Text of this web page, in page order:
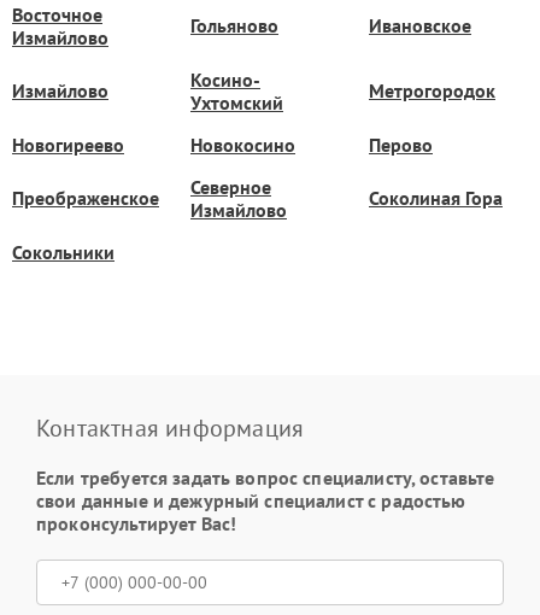
Восточное
Измайлово
Гольяново Ивановское
Измайлово
Косино-
Ухтомский
Метрогородок
Новогиреево Новокосино Перово
Преображенское
Северное
Измайлово
Соколиная Гора
Сокольники
Контактная информация
Если требуется задать вопрос специалисту, оставьте
свои данные и дежурный специалист с радостью
проконсультирует Вас!